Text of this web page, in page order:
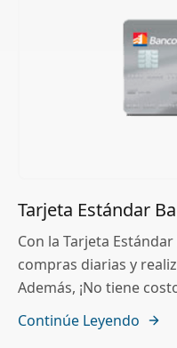
Tarjeta Estándar
Con la Tarjeta
compras diarias y
Además, ¡No tiene
Continúe Leyendo